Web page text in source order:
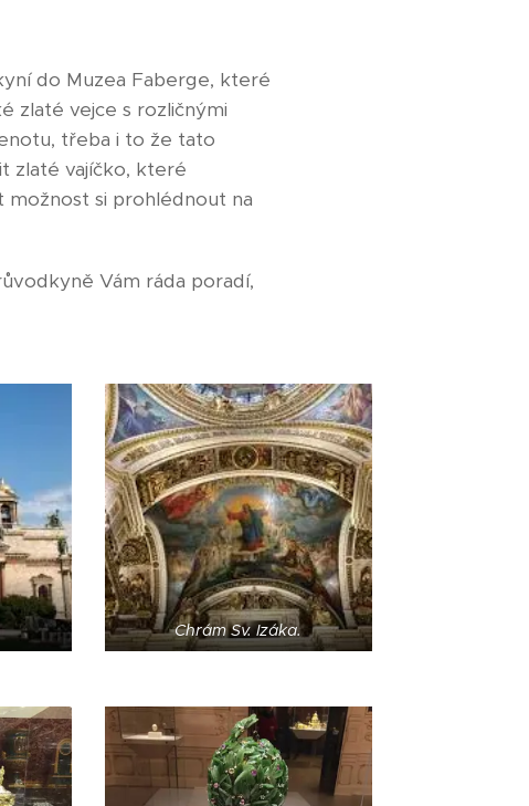
do Muzea Faberge, které
zlaté vejce s rozličnými
třeba i to že tato
zlaté vajíčko, které
si prohlédnout na
Vám ráda poradí,
Chrám Sv. Izáka.